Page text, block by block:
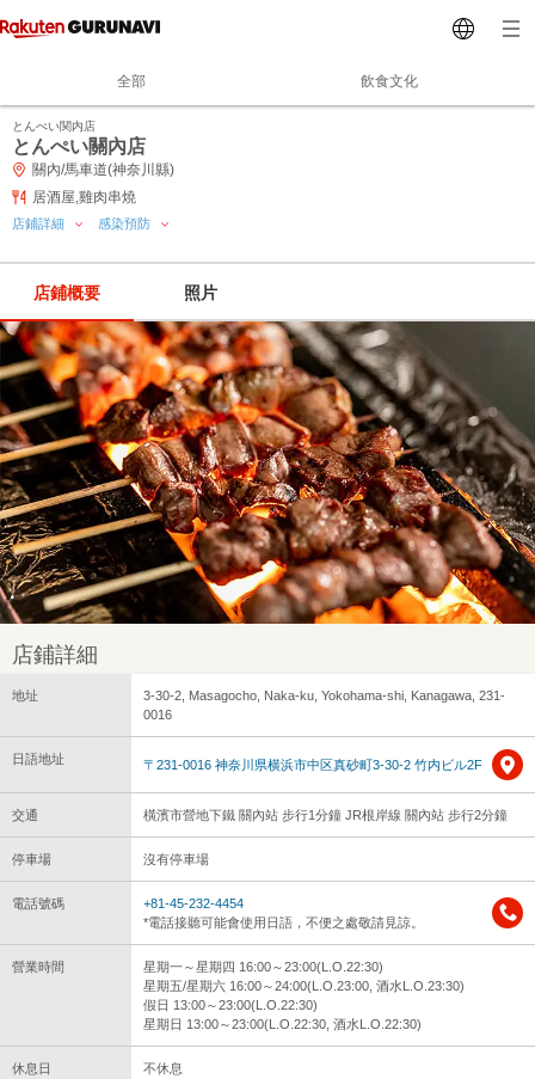
全部 飲食文化
とんぺい関内店
とんぺい關內店
關內/馬車道(神奈川縣)
居酒屋,雞肉串燒
店鋪詳細 感染預防
店鋪概要 照片
店鋪詳細
地址
3-30-2, Masagocho, Naka-ku, Yokohama-shi, Kanagawa, 231-
0016
日語地址 〒231-0016 神奈川県横浜市中区真砂町3-30-2 竹内ビル2F
交通 橫濱市營地下鐵 關內站 步行1分鐘 JR根岸線 關內站 步行2分鐘
停車場 沒有停車場
電話號碼
+81-45-232-4454
*電話接聽可能會使用日語，不便之處敬請見諒。
營業時間
星期一～星期四 16:00～23:00(L.O.22:30)
星期五/星期六 16:00～24:00(L.O.23:00, 酒水L.O.23:30)
假日 13:00～23:00(L.O.22:30)
星期日 13:00～23:00(L.O.22:30, 酒水L.O.22:30)
休息日 不休息